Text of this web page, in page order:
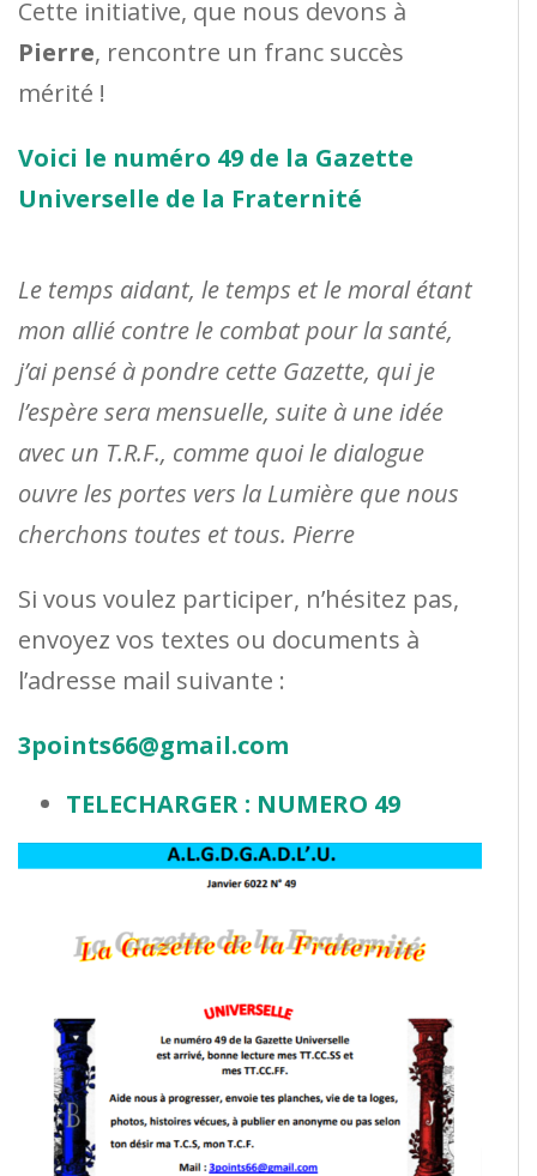
Cette initiative, que nous devons à
Pierre, rencontre un franc succès
mérité !
Voici le numéro 49 de la Gazette
Universelle de la Fraternité
Le temps aidant, le temps et le moral étant
mon allié contre le combat pour la santé,
j’ai pensé à pondre cette Gazette, qui je
l’espère sera mensuelle, suite à une idée
avec un T.R.F., comme quoi le dialogue
ouvre les portes vers la Lumière que nous
cherchons toutes et tous. Pierre
Si vous voulez participer, n’hésitez pas,
envoyez vos textes ou documents à
l’adresse mail suivante :
3points66@gmail.com
TELECHARGER : NUMERO 49